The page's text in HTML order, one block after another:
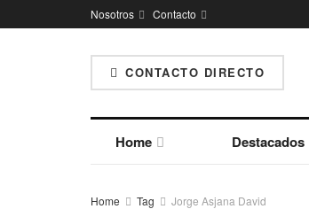
Nosotros Contacto
CONTACTO DIRECTO
Home Destacados
Home Tag Jorge Asjana David